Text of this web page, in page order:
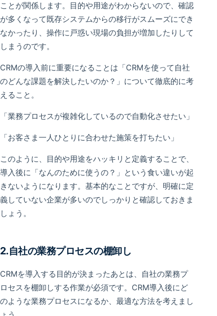
ことが関係します。目的や用途がわからないので、確認
が多くなって既存システムからの移行がスムーズにでき
なかったり、操作に戸惑い現場の負担が増加したりして
しまうのです。
CRMの導入前に重要になることは「CRMを使って自社
のどんな課題を解決したいのか？」について徹底的に考
えること。
「業務プロセスが複雑化しているので自動化させたい」
「お客さま一人ひとりに合わせた施策を打ちたい」
このように、目的や用途をハッキリと定義することで、
導入後に「なんのために使うの？」という食い違いが起
きないようになります。基本的なことですが、明確に定
義していない企業が多いのでしっかりと確認しておきま
しょう。
2.自社の業務プロセスの棚卸し
CRMを導入する目的が決まったあとは、自社の業務プ
ロセスを棚卸しする作業が必須です。CRM導入後にど
のような業務プロセスになるか、最適な方法を考えまし